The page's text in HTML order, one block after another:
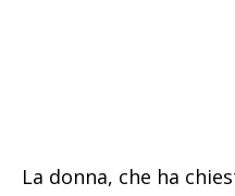
La donna, che ha